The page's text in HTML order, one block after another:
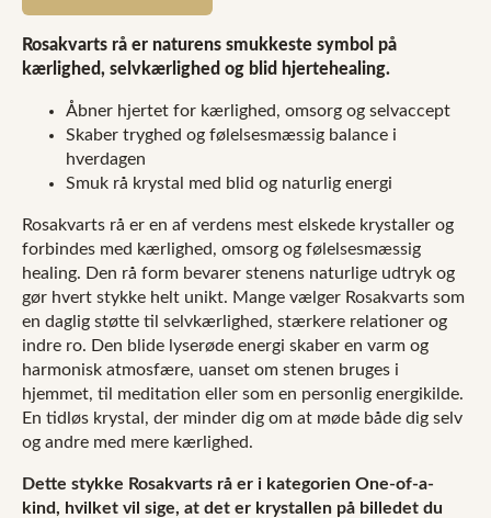
Rosakvarts rå er naturens smukkeste symbol på
kærlighed, selvkærlighed og blid hjertehealing.
Åbner hjertet for kærlighed, omsorg og selvaccept
Skaber tryghed og følelsesmæssig balance i
hverdagen
Smuk rå krystal med blid og naturlig energi
Rosakvarts rå er en af verdens mest elskede krystaller og
forbindes med kærlighed, omsorg og følelsesmæssig
healing. Den rå form bevarer stenens naturlige udtryk og
gør hvert stykke helt unikt. Mange vælger Rosakvarts som
en daglig støtte til selvkærlighed, stærkere relationer og
indre ro. Den blide lyserøde energi skaber en varm og
harmonisk atmosfære, uanset om stenen bruges i
hjemmet, til meditation eller som en personlig energikilde.
En tidløs krystal, der minder dig om at møde både dig selv
og andre med mere kærlighed.
Dette stykke Rosakvarts rå er i kategorien One-of-a-
kind, hvilket vil sige, at det er krystallen på billedet du